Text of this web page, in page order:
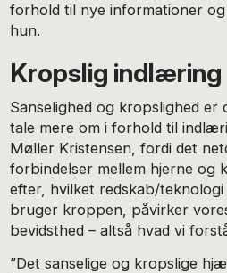
forhold til nye informationer
hun.
Kropslig indlæring
Sanselighed og kropslighed er
tale mere om i forhold til
Møller Kristensen, fordi det
forbindelser mellem hjerne og
efter, hvilket redskab/
bruger kroppen, påvirker
bevidsthed – altså hvad vi
”Det sanselige og kropslige